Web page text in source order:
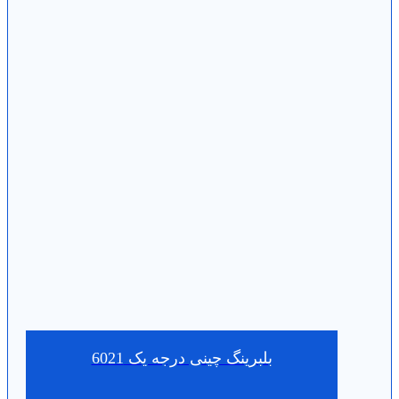
بلبرینگ چینی درجه یک 6021